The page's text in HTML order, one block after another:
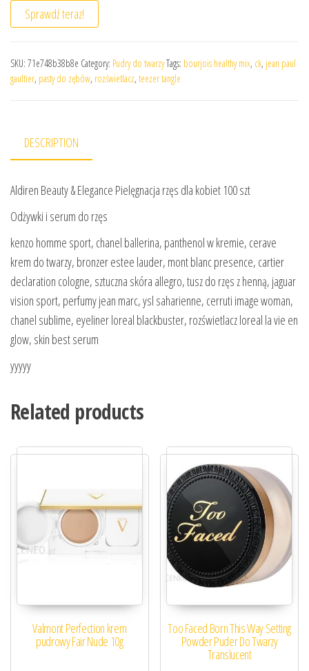
Sprawdź teraz!
SKU: 71e748b38b8e Category: Pudry do twarzyTags: bourjois healthy mix, ck, jean paul
gaultier, pasty do zębów, rozświetlacz, teezer tangle
DESCRIPTION
Aldiren Beauty & Elegance Pielęgnacja rzęs dla kobiet 100 szt
Odżywki i serum do rzęs
kenzo homme sport, chanel ballerina, panthenol w kremie, cerave
krem do twarzy, bronzer estee lauder, mont blanc presence, cartier
declaration cologne, sztuczna skóra allegro, tusz do rzęs z henną, jaguar
vision sport, perfumy jean marc, ysl saharienne, cerruti image woman,
chanel sublime, eyeliner loreal blackbuster, rozświetlacz loreal la vie en
glow, skin best serum
yyyyy
Related products
Valmont Perfection krem
pudrowy Fair Nude 10g
Too Faced Born This Way Setting
Powder Puder Do Twarzy
Translucent